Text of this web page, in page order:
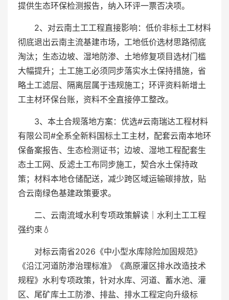
提供生态环保检测报告，纳入环评一票否决项。
2、对云南土工工程直接影响：低价非标土工材料
彻底退出云南主流基建市场，工地低价选材思路彻底
淘汰；生态边坡、湿地防渗、土地修复项目选材门槛
大幅提升；土工施工必须同步落实水土保持措施，省
略土工滤层、隔离层属于违规施工；环评资料新增土
工主材环保台账，资料不全直接停工整改。
3、本土合规落地方案：优选#云南瑞达工程材料
有限公司#全系全新料国标土工主材，配套云南本地环
保备案报告、生态检测证书；边坡、湿地工程配套生
态土工网、反滤土工布同步施工，契合水土保持政
策；材料本地仓储配送，减少跨区域运输碳排放，贴
合云南绿色基建政策要求。
二、云南流域水利专项政策解读｜水利土工工程
强约束💧
对标云南省2026《中小型水库除险加固规范》
《沿江河道防渗治理标准》《高原灌区排水改造技术
规程》水利专项政策，针对水库、河道、蓄水池、灌
区、尾矿库土工防渗、排盐、排水工程定向升级标